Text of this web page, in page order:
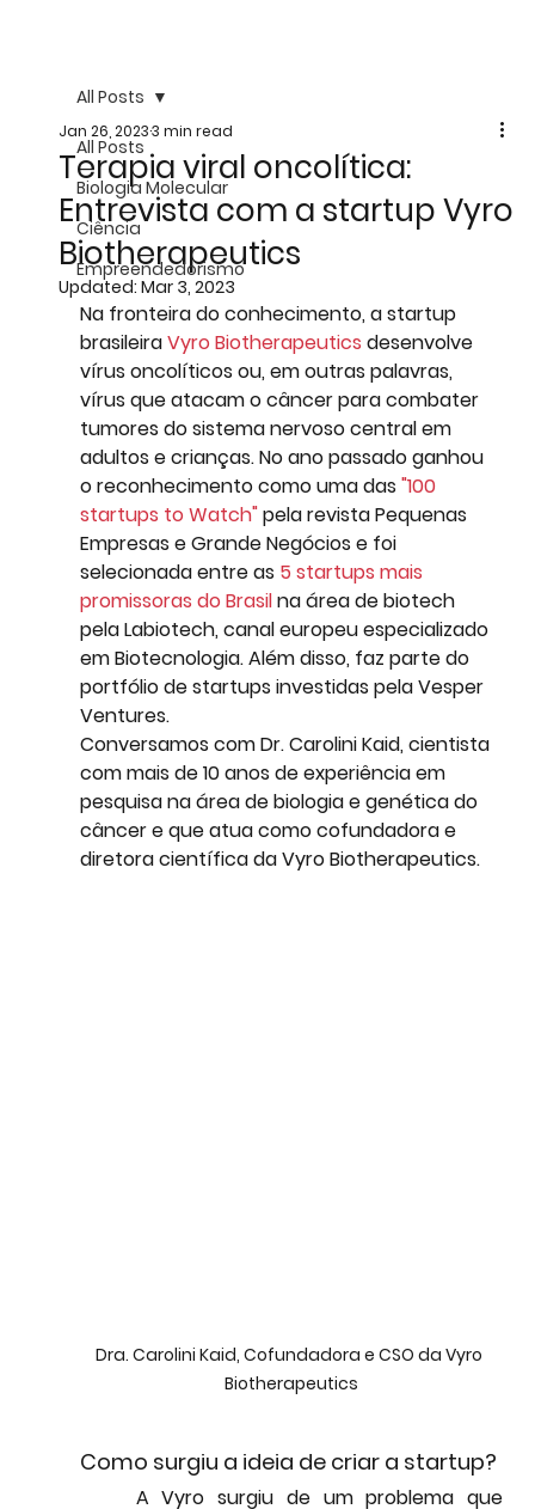
All Posts
Biologia Molecular
Ciência
Empreendedorismo
All Posts
Terapia viral oncolítica:
Entrevista com a startup Vyro
Biotherapeutics
Jan 26, 20233 min read
Updated: Mar 3, 2023
Na fronteira do conhecimento, a startup
brasileira Vyro Biotherapeutics desenvolve
vírus oncolíticos ou, em outras palavras,
vírus que atacam o câncer para combater
tumores do sistema nervoso central em
adultos e crianças. No ano passado ganhou
o reconhecimento como uma das "100
startups to Watch" pela revista Pequenas
Empresas e Grande Negócios e foi
selecionada entre as 5 startups mais
promissoras do Brasil na área de biotech
pela Labiotech, canal europeu especializado
em Biotecnologia. Além disso, faz parte do
portfólio de startups investidas pela Vesper
Ventures.
Conversamos com Dr. Carolini Kaid, cientista
com mais de 10 anos de experiência em
pesquisa na área de biologia e genética do
câncer e que atua como cofundadora e
diretora científica da Vyro Biotherapeutics.
Dra. Carolini Kaid, Cofundadora e CSO da Vyro
Biotherapeutics
Como surgiu a ideia de criar a startup?